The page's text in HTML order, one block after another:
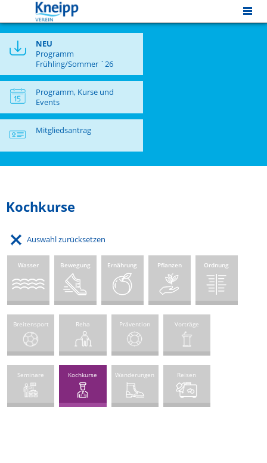
MENU
NEU
Programm
Frühling/Sommer ´26
Programm, Kurse und
Events
Mitgliedsantrag
Kochkurse
Auswahl zurücksetzen
Wasser Bewegung Ernährung Pflanzen Ordnung
Breitensport Reha Prävention Vorträge
Seminare Kochkurse Wanderungen Reisen